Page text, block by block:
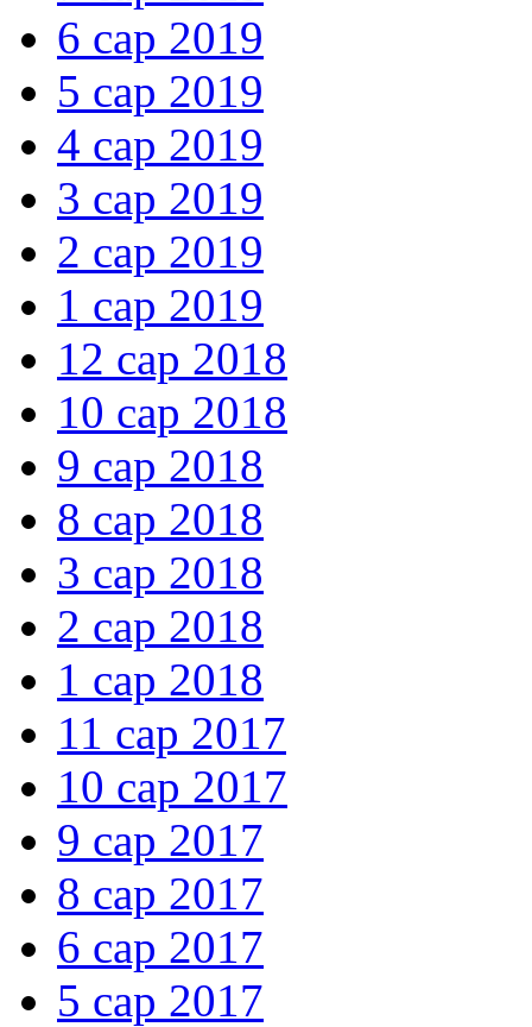
6 сар 2019
5 сар 2019
4 сар 2019
3 сар 2019
2 сар 2019
1 сар 2019
12 сар 2018
10 сар 2018
9 сар 2018
8 сар 2018
3 сар 2018
2 сар 2018
1 сар 2018
11 сар 2017
10 сар 2017
9 сар 2017
8 сар 2017
6 сар 2017
5 сар 2017